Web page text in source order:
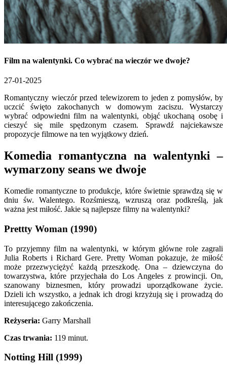
Film na walentynki. Co wybrać na wieczór we dwoje?
27-01-2025
Romantyczny wieczór przed telewizorem to jeden z pomysłów, by
uczcić święto zakochanych w domowym zaciszu. Wystarczy
wybrać odpowiedni film na walentynki, objąć ukochaną osobę i
cieszyć się mile spędzonym czasem. Sprawdź najciekawsze
propozycje filmowe na ten wyjątkowy dzień.
Komedia romantyczna na walentynki –
wymarzony seans we dwoje
Komedie romantyczne to produkcje, które świetnie sprawdzą się w
dniu św. Walentego. Rozśmieszą, wzruszą oraz podkreślą, jak
ważna jest miłość. Jakie są najlepsze filmy na walentynki?
Prettty Woman (1990)
To przyjemny film na walentynki, w którym główne role zagrali
Julia Roberts i Richard Gere. Pretty Woman pokazuje, że miłość
może przezwyciężyć każdą przeszkodę. Ona – dziewczyna do
towarzystwa, które przyjechała do Los Angeles z prowincji. On,
szanowany biznesmen, który prowadzi uporządkowane życie.
Dzieli ich wszystko, a jednak ich drogi krzyżują się i prowadzą do
interesującego zakończenia.
Reżyseria: Garry Marshall
Czas trwania: 119 minut.
Notting Hill (1999)